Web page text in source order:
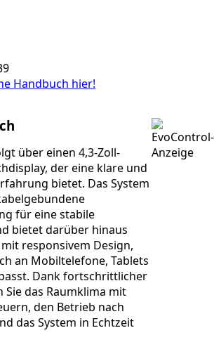
Handbuch hier!
über einen 4,3-Zoll-
der eine klare und
bietet. Das System
für eine stabile
bietet darüber hinaus
responsivem Design,
an Mobiltelefone, Tablets
Dank fortschrittlicher
das Raumklima mit
den Betrieb nach
das System in Echtzeit